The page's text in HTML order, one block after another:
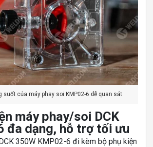
suốt của máy phay soi KMP02-6 dễ quan sát
máy phay/soi DCK
đa dạng, hỗ trợ tối ưu
350W KMP02-6 đi kèm bộ phụ kiện